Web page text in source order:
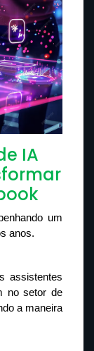
IA
um
anos.
assistentes
no setor de
a maneira